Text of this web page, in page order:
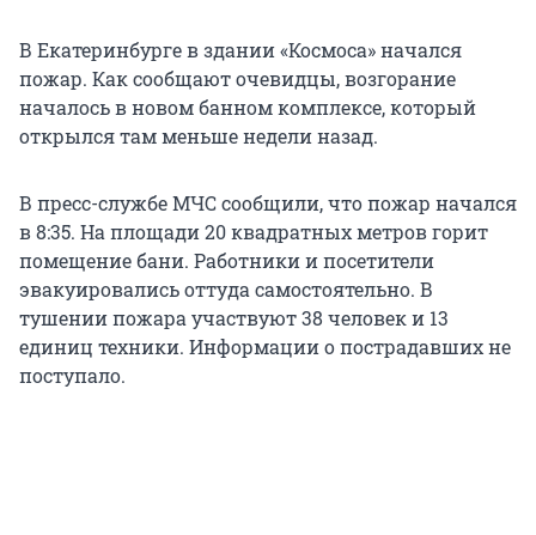
В Екатеринбурге в здании «Космоса» начался
пожар. Как сообщают очевидцы, возгорание
началось в новом банном комплексе, который
открылся там меньше недели назад.
В пресс-службе МЧС сообщили, что пожар начался
в 8:35. На площади 20 квадратных метров горит
помещение бани. Работники и посетители
эвакуировались оттуда самостоятельно. В
тушении пожара участвуют 38 человек и 13
единиц техники. Информации о пострадавших не
поступало.